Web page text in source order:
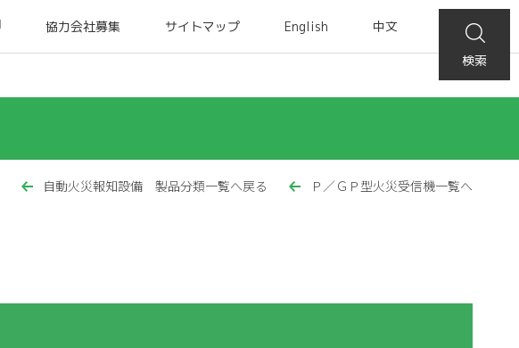
協力会社募集 サイトマップ English
中文
検索
自動火災報知設備 製品分類一覧へ戻る Ｐ／ＧＰ型火災受信機一覧へ